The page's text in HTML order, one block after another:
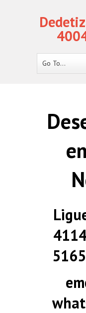
Go To...